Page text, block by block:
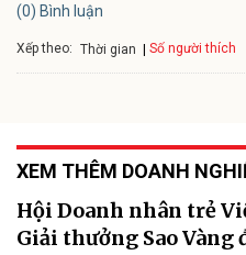
(0) Bình luận
Xếp theo: Thời gian Số người thích
XEM THÊM DOANH
Hội Doanh nhân trẻ
Giải thưởng Sao Vàng